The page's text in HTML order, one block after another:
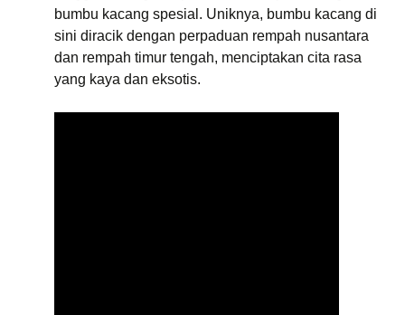
bumbu kacang spesial. Uniknya, bumbu kacang di
sini diracik dengan perpaduan rempah nusantara
dan rempah timur tengah, menciptakan cita rasa
yang kaya dan eksotis.